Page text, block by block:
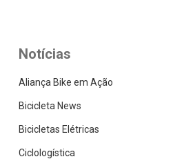
Notícias
Aliança Bike em Ação
Bicicleta News
Bicicletas Elétricas
Ciclologística